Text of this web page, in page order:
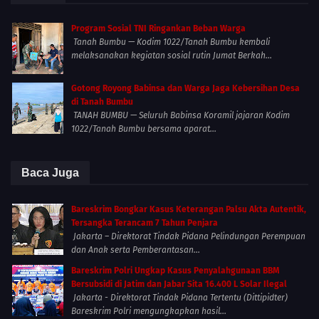
Program Sosial TNI Ringankan Beban Warga
Tanah Bumbu — Kodim 1022/Tanah Bumbu kembali
melaksanakan kegiatan sosial rutin Jumat Berkah...
Gotong Royong Babinsa dan Warga Jaga Kebersihan Desa
di Tanah Bumbu
TANAH BUMBU — Seluruh Babinsa Koramil jajaran Kodim
1022/Tanah Bumbu bersama aparat...
Baca Juga
Bareskrim Bongkar Kasus Keterangan Palsu Akta Autentik,
Tersangka Terancam 7 Tahun Penjara
Jakarta – Direktorat Tindak Pidana Pelindungan Perempuan
dan Anak serta Pemberantasan...
Bareskrim Polri Ungkap Kasus Penyalahgunaan BBM
Bersubsidi di Jatim dan Jabar Sita 16.400 L Solar Ilegal
Jakarta - Direktorat Tindak Pidana Tertentu (Dittipidter)
Bareskrim Polri mengungkapkan hasil...